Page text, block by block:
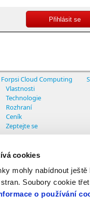
cookies
mohly nabídnout
Soubory cookie
o používání
Forpsi Cloud Computing
Vlastnosti
Technologie
Rozhraní
Ceník
Zeptejte se
INTERNET CZ, a.s.